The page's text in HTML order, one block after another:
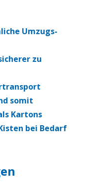
Umzugs-
zu
somit
Kartons
bei Bedarf